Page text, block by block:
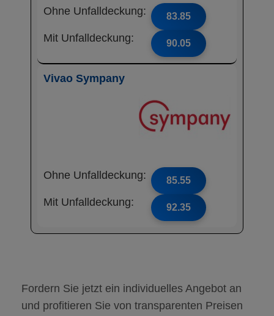
Ohne Unfalldeckung: 83.85
Mit Unfalldeckung: 90.05
Vivao Sympany
Ohne Unfalldeckung: 85.55
Mit Unfalldeckung: 92.35
Fordern Sie jetzt ein individuelles Angebot an
und profitieren Sie von transparenten Preisen